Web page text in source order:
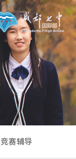
竞赛辅导